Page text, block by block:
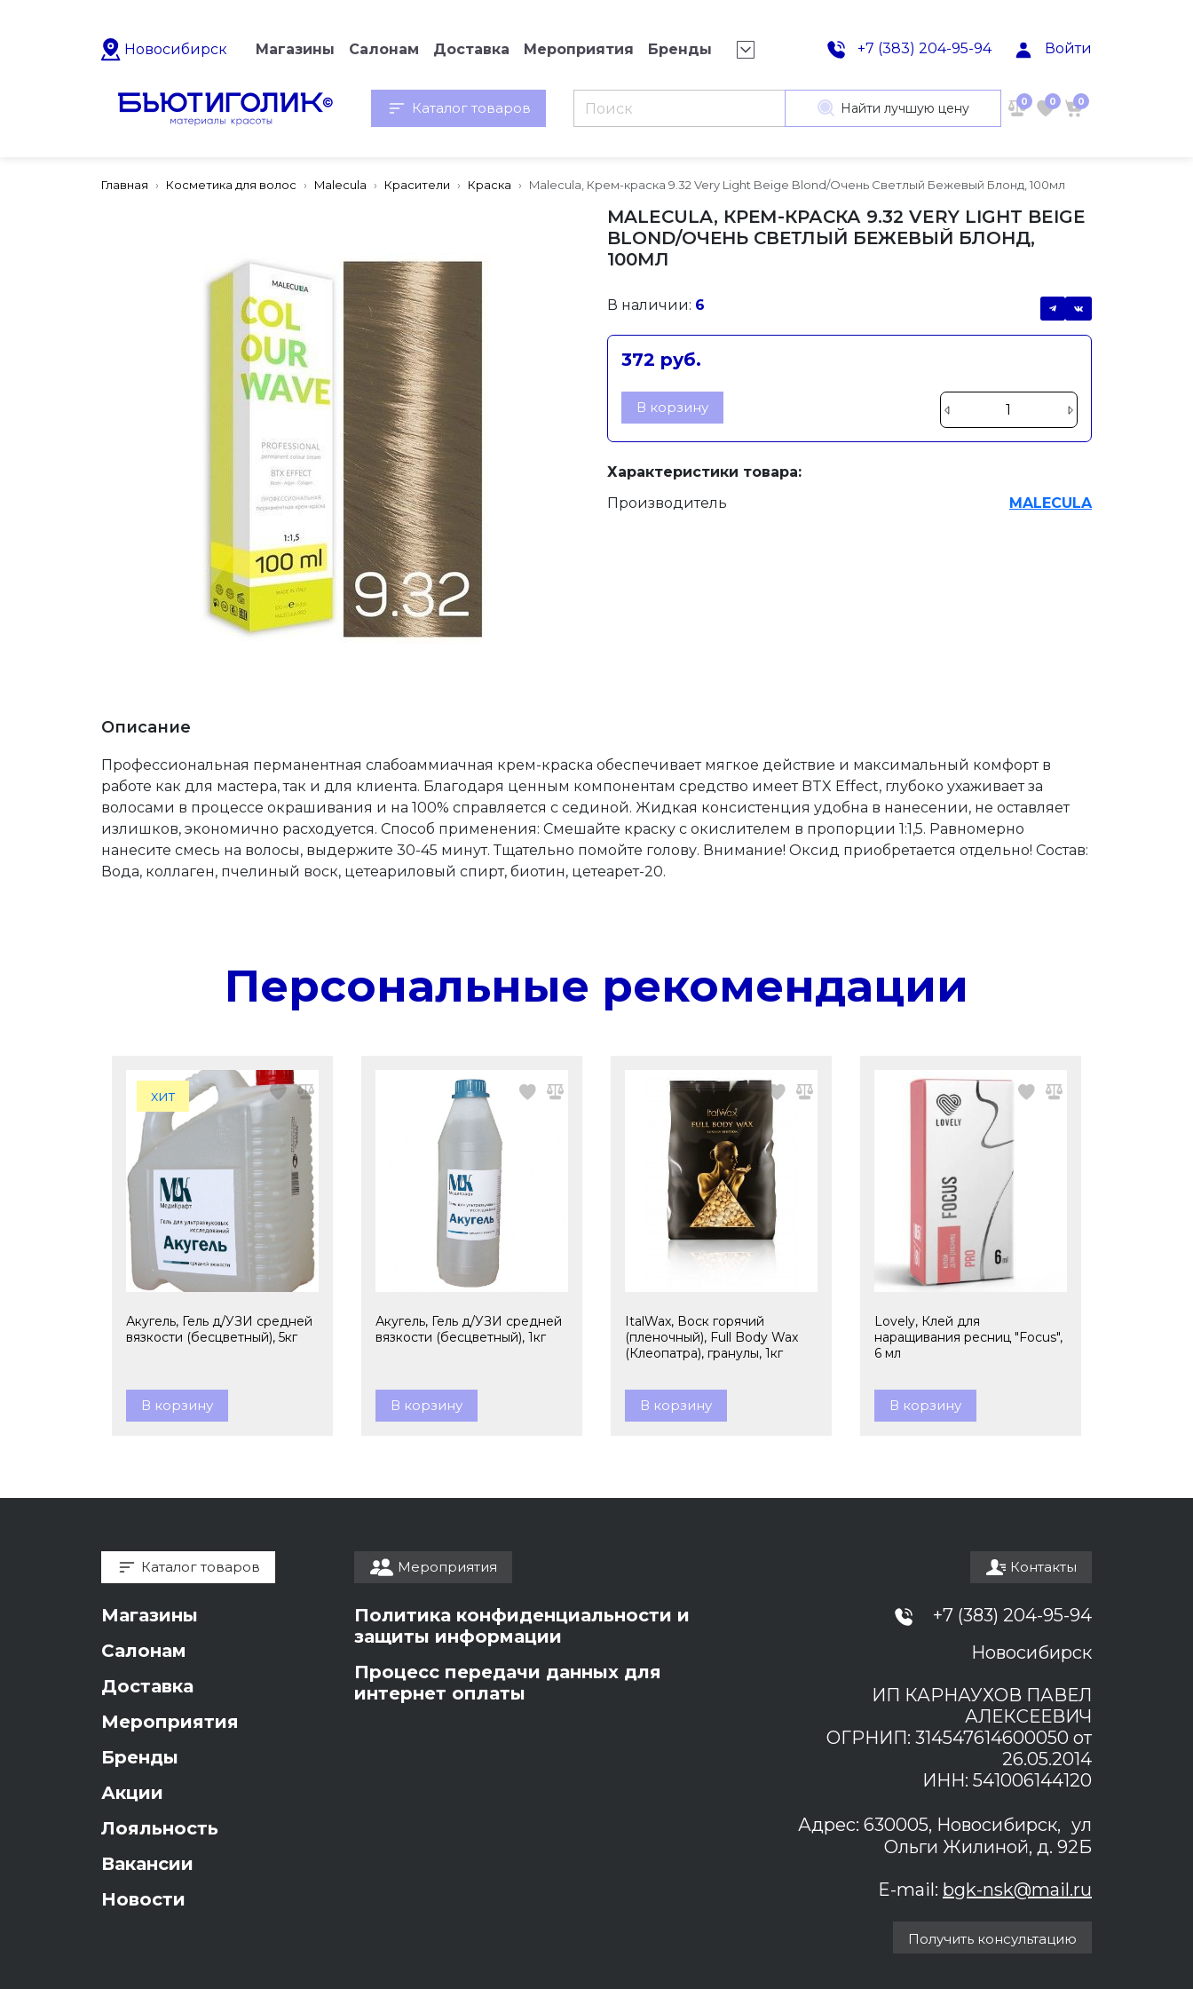
Новосибирск Магазины Салонам Доставка Мероприятия Бренды +7 (383) 204-95-94 Войти
Каталог товаров Найти лучшую цену 0 0 0
Главная Косметика для волос Malecula Красители Краска Malecula, Крем-краска 9.32 Very Light Beige Blond/Очень Светлый Бежевый Блонд, 100мл
MALECULA, КРЕМ-КРАСКА 9.32 VERY LIGHT BEIGE
BLOND/ОЧЕНЬ СВЕТЛЫЙ БЕЖЕВЫЙ БЛОНД,
100МЛ
В наличии: 6
372 руб.
В корзину
Характеристики товара:
Производитель
MALECULA
Описание
Профессиональная перманентная слабоаммиачная крем-краска обеспечивает мягкое действие и максимальный комфорт в
работе как для мастера, так и для клиента. Благодаря ценным компонентам средство имеет BTX Effect, глубоко ухаживает за
волосами в процессе окрашивания и на 100% справляется с сединой. Жидкая консистенция удобна в нанесении, не оставляет
излишков, экономично расходуется. Способ применения: Смешайте краску с окислителем в пропорции 1:1,5. Равномерно
нанесите смесь на волосы, выдержите 30-45 минут. Тщательно помойте голову. Внимание! Оксид приобретается отдельно! Состав:
Вода, коллаген, пчелиный воск, цетеариловый спирт, биотин, цетеарет-20.
Персональные рекомендации
хит
Акугель, Гель д/УЗИ средней
вязкости (бесцветный), 5кг
В корзину
Акугель, Гель д/УЗИ средней
вязкости (бесцветный), 1кг
В корзину
ItalWax, Воск горячий
(пленочный), Full Body Wax
(Клеопатра), гранулы, 1кг
В корзину
Lovely, Клей для
наращивания ресниц "Focus",
6 мл
В корзину
Каталог товаров
Магазины
Салонам
Доставка
Мероприятия
Бренды
Акции
Лояльность
Вакансии
Новости
Мероприятия
Политика конфиденциальности и
защиты информации
Процесс передачи данных для
интернет оплаты
Контакты
+7 (383) 204-95-94
Новосибирск
ИП КАРНАУХОВ ПАВЕЛ
АЛЕКСЕЕВИЧ
ОГРНИП: 314547614600050 от
26.05.2014
ИНН: 541006144120
Адрес: 630005, Новосибирск, ул
Ольги Жилиной, д. 92Б
E-mail: bgk-nsk@mail.ru
Получить консультацию